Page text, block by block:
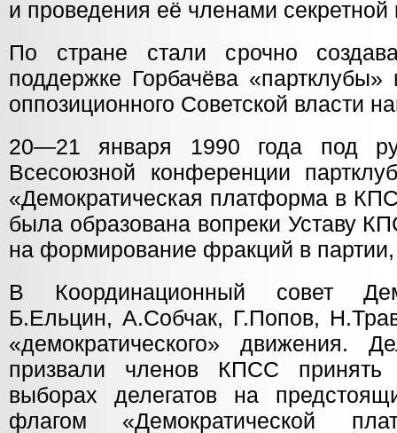
и проведения её членами
По стране стали срочно
поддержке Горбачёва «партклубы»
оппозиционного Советской власти
20—21 января 1990 года под
Всесоюзной конференции
«Демократическая платформа в
была образована вопреки Уставу
на формирование фракций в
В Координационный совет
Б.Ельцин, А.Собчак, Г.Попов,
«демократического» движения.
призвали членов КПСС принять
выборах делегатов на
флагом «Демократической